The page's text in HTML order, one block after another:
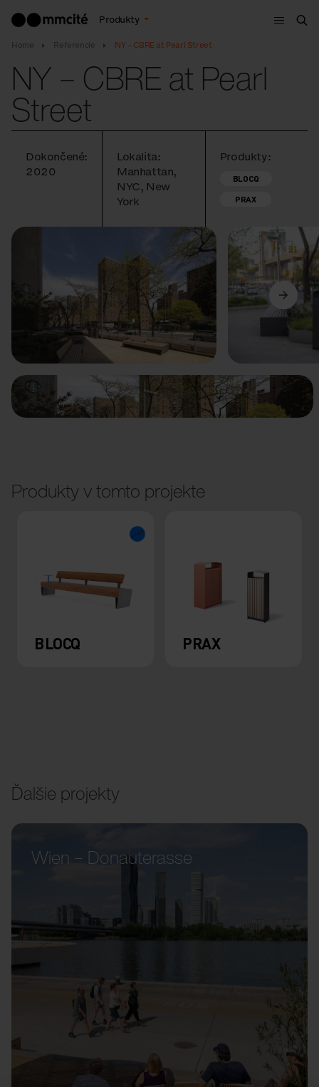
Produkty
Menu
Home Referencie NY – CBRE at Pearl Street
NY – CBRE at Pearl
Street
Dokončené:
2020
Lokalita:
Manhattan,
NYC, New
York
Produkty:
BLOCQ
PRAX
Predchádzajúci
Produkty v tomto projekte
BLOCQ PRAX
Ďalšie projekty
Wien – Donauterasse